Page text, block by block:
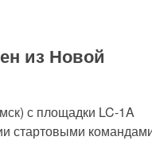
из Новой
с площадки LC-1A
стартовыми